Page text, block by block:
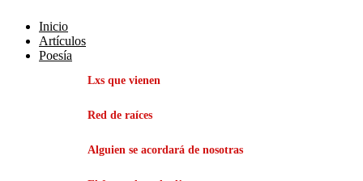
Inicio
Artículos
Poesía
Lxs que vienen
Red de raíces
Alguien se acordará de nosotras